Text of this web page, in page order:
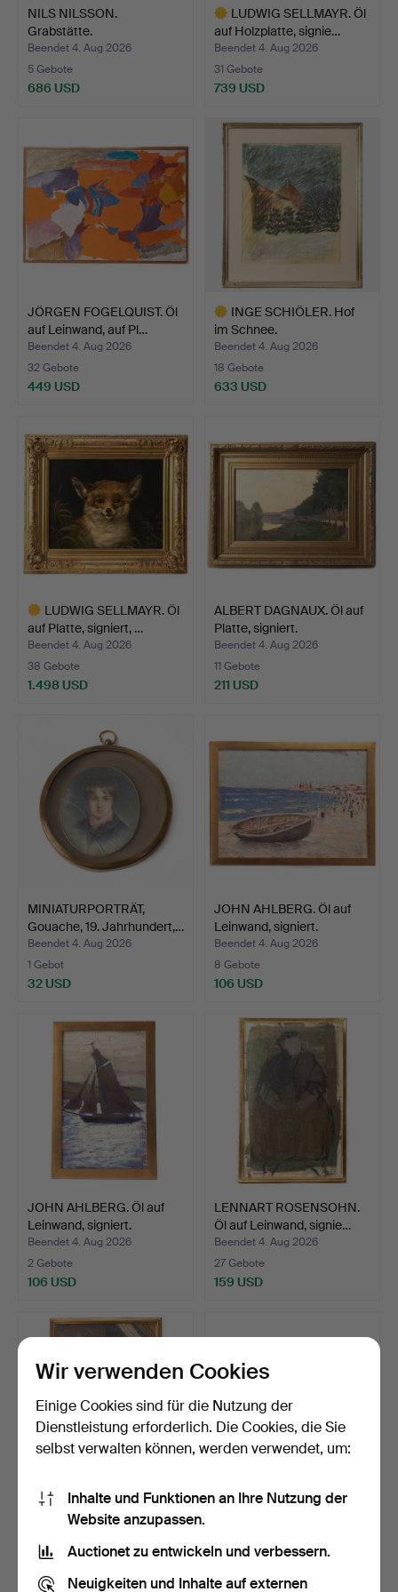
NILS NILSSON.
Grabstätte.
Beendet 4. Aug 2026
5 Gebote
686 USD
LUDWIG SELLMAYR. Öl
auf Holzplatte, signie…
Beendet 4. Aug 2026
31 Gebote
739 USD
Objekt
JÖRGEN FOGELQUIST. Öl
auf Leinwand, auf Pl…
Beendet 4. Aug 2026
32 Gebote
449 USD
INGE SCHIÖLER. Hof
im Schnee.
Beendet 4. Aug 2026
18 Gebote
633 USD
LUDWIG SELLMAYR. Öl
auf Platte, signiert, …
Beendet 4. Aug 2026
38 Gebote
1.498 USD
ALBERT DAGNAUX. Öl auf
Platte, signiert.
Beendet 4. Aug 2026
11 Gebote
211 USD
MINIATURPORTRÄT,
Gouache, 19. Jahrhundert,…
Beendet 4. Aug 2026
1 Gebot
32 USD
JOHN AHLBERG. Öl auf
Leinwand, signiert.
Beendet 4. Aug 2026
8 Gebote
106 USD
JOHN AHLBERG. Öl auf
Leinwand, signiert.
Beendet 4. Aug 2026
2 Gebote
106 USD
LENNART ROSENSOHN.
Öl auf Leinwand, signie…
Beendet 4. Aug 2026
27 Gebote
159 USD
OIDENTIFIERAD
KONSTNÄR. Öl auf
Leinwand, d…
34 Gebote
454 USD
UNBEKANNTER
254 USD
Wir verwenden Cookies
Einige Cookies sind für die Nutzung der
Dienstleistung erforderlich. Die Cookies, die Sie
selbst verwalten können, werden verwendet, um:
Inhalte und Funktionen an Ihre Nutzung der
Website anzupassen.
Auctionet zu entwickeln und verbessern.
Neuigkeiten und Inhalte auf externen